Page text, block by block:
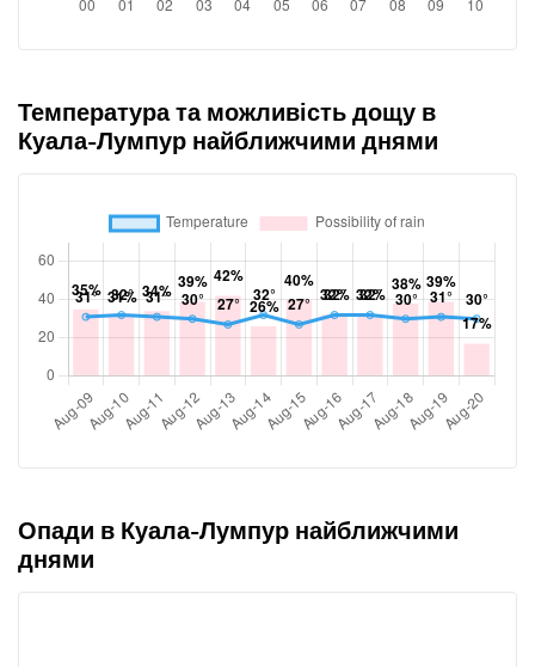
Температура та можливість дощу в
Куала-Лумпур найближчими днями
Опади в Куала-Лумпур найближчими
днями